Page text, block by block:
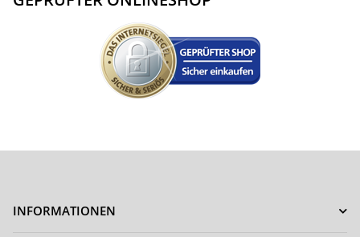
INFORMATIONEN